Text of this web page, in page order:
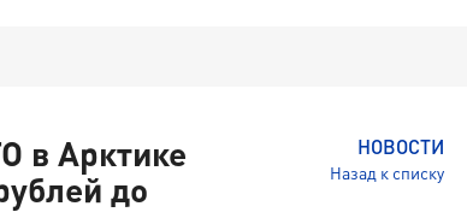
НОВОСТИ
Назад к списку
в Арктике
до